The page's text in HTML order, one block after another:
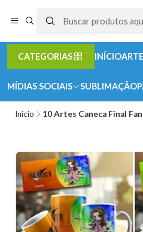
CATEGORIAS INÍCIO
MÍDIAS SOCIAIS SUBLIMAÇÃO
Início 10 Artes Caneca Final